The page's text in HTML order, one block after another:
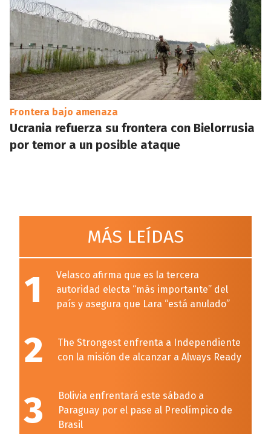
Frontera bajo amenaza
Ucrania refuerza su frontera con Bielorrusia
por temor a un posible ataque
MÁS LEÍDAS
1
Velasco afirma que es la tercera
autoridad electa “más importante” del
país y asegura que Lara “está anulado”
2
The Strongest enfrenta a Independiente
con la misión de alcanzar a Always Ready
3
Bolivia enfrentará este sábado a
Paraguay por el pase al Preolímpico de
Brasil